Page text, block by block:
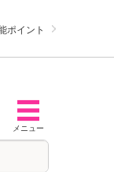
ポイント
メニュー